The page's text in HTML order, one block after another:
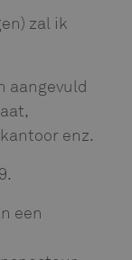
zal ik
aangevuld
enz.
een